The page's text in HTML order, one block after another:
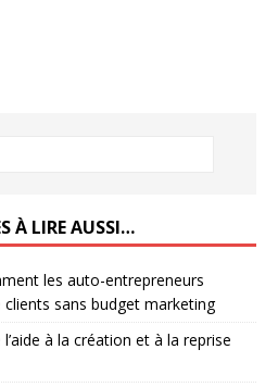
À LIRE AUSSI…
les auto-entrepreneurs
sans budget marketing
à la création et à la reprise